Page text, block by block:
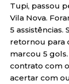
Tupi, passou
Vila Nova.
5 assistências.
retornou para
marcou 5
contrato com
acertar com